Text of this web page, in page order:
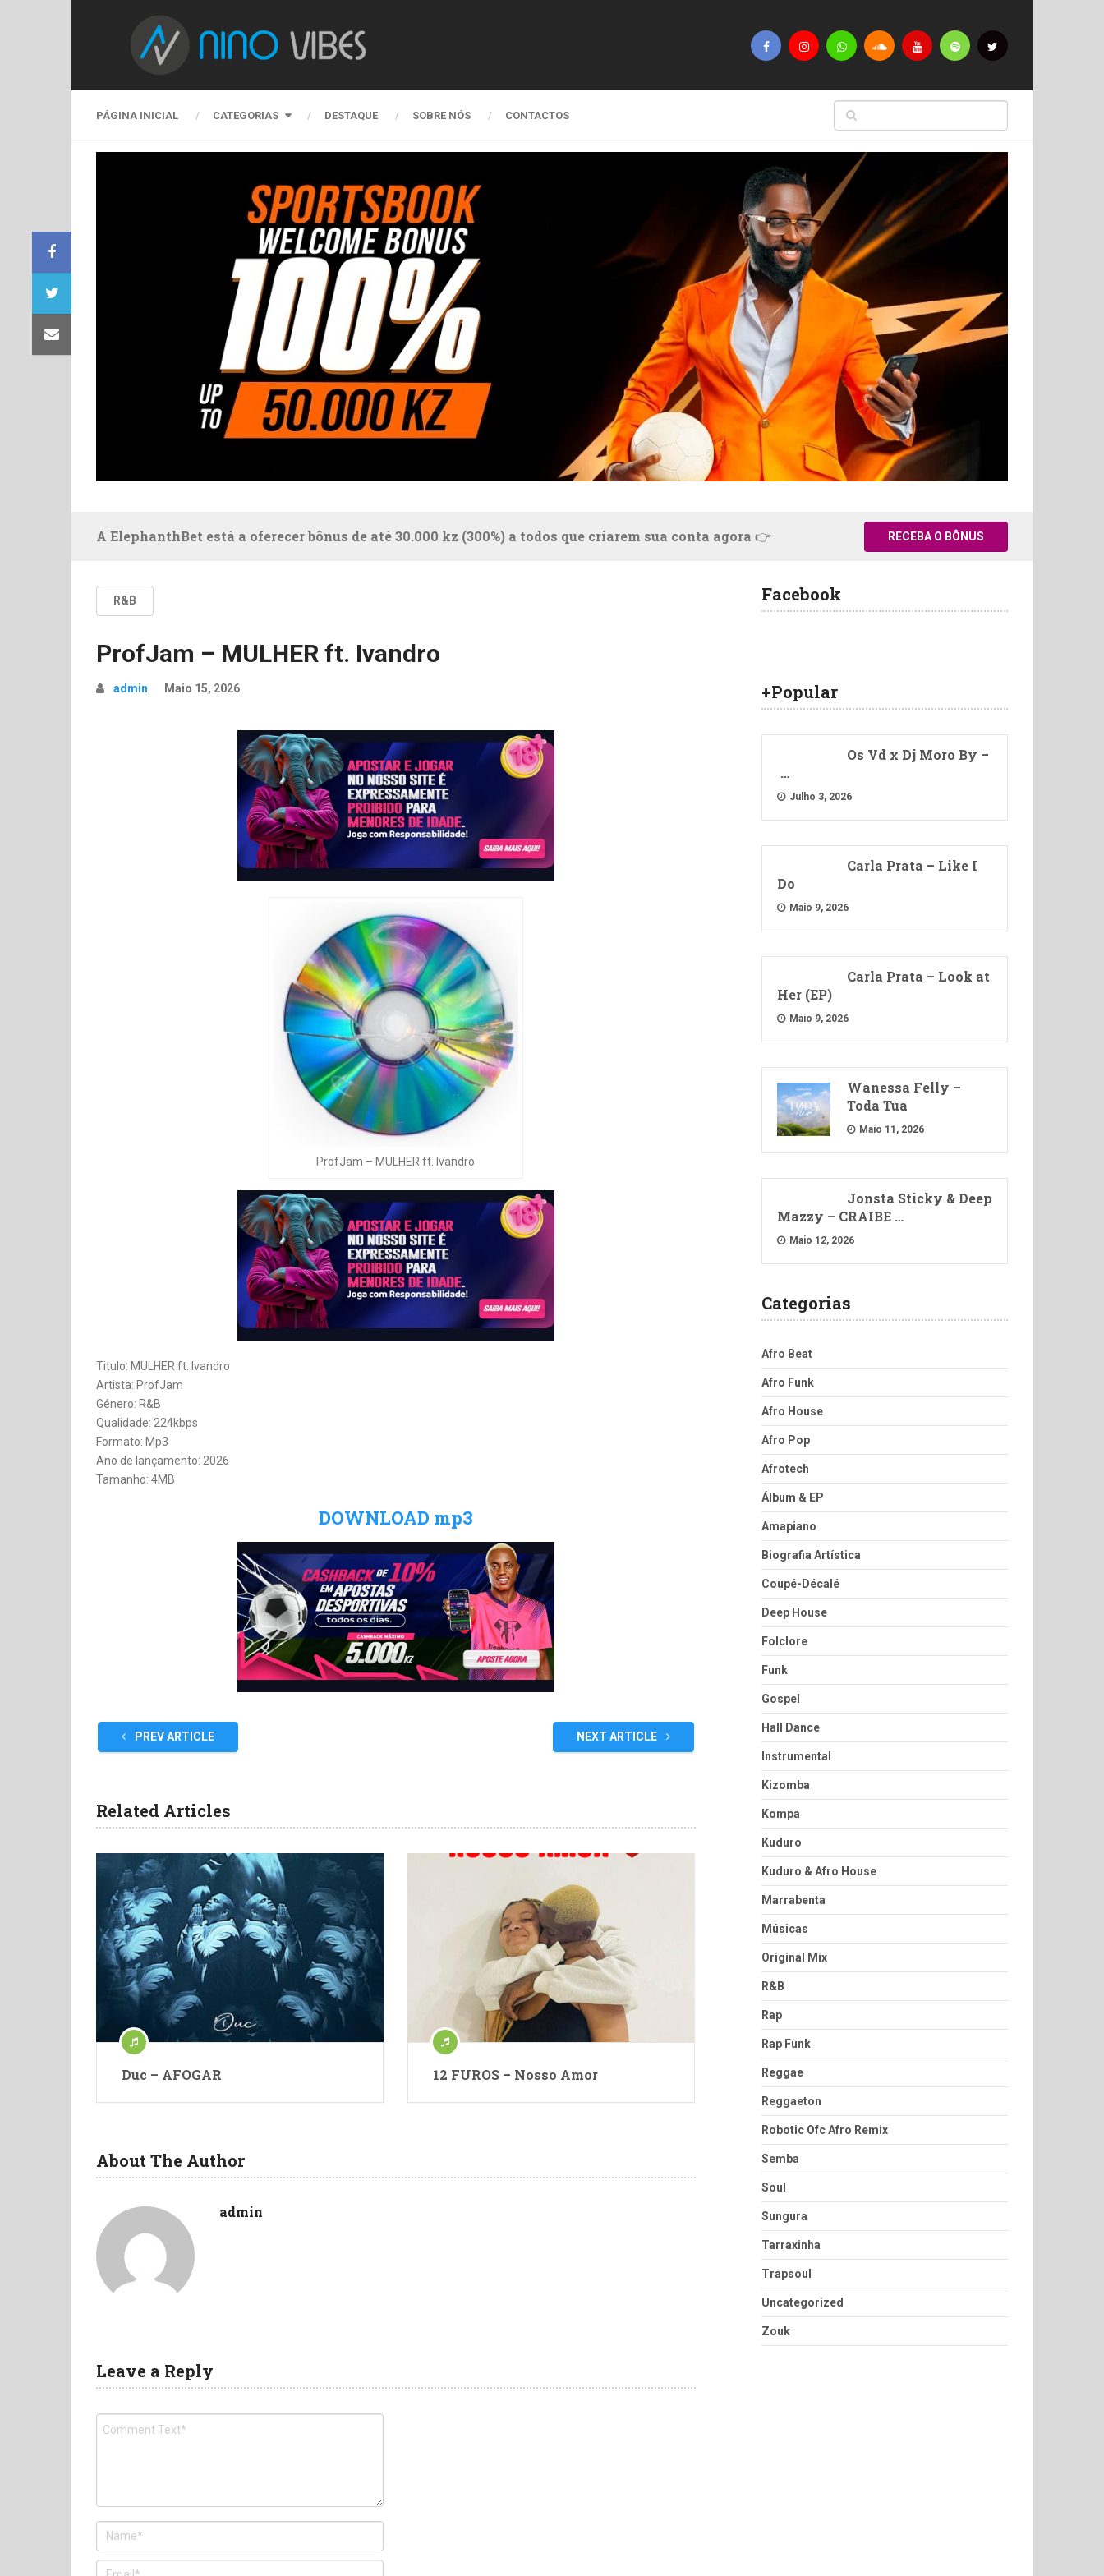
PÁGINA INICIAL CATEGORIAS DESTAQUE SOBRE NÓS CONTACTOS
A ElephanthBet está a oferecer bônus de até 30.000 kz (300%) a todos que criarem sua conta agora 👉 RECEBA O BÔNUS
R&B
ProfJam – MULHER ft. Ivandro
admin Maio 15, 2026
ProfJam – MULHER ft. Ivandro
Titulo: MULHER ft. Ivandro
Artista: ProfJam
Género: R&B
Qualidade: 224kbps
Formato: Mp3
Ano de lançamento: 2026
Tamanho: 4MB
DOWNLOAD mp3
PREV ARTICLE NEXT ARTICLE
Related Articles
Duc – AFOGAR 12 FUROS – Nosso Amor
About The Author
admin
Leave a Reply
Facebook
+Popular
Os Vd x Dj Moro By –
…
Julho 3, 2026
Carla Prata – Like I
Do
Maio 9, 2026
Carla Prata – Look at
Her (EP)
Maio 9, 2026
Wanessa Felly –
Toda Tua
Maio 11, 2026
Jonsta Sticky & Deep
Mazzy – CRAIBE …
Maio 12, 2026
Categorias
Afro Beat
Afro Funk
Afro House
Afro Pop
Afrotech
Álbum & EP
Amapiano
Biografia Artística
Coupé-Décalé
Deep House
Folclore
Funk
Gospel
Hall Dance
Instrumental
Kizomba
Kompa
Kuduro
Kuduro & Afro House
Marrabenta
Músicas
Original Mix
R&B
Rap
Rap Funk
Reggae
Reggaeton
Robotic Ofc Afro Remix
Semba
Soul
Sungura
Tarraxinha
Trapsoul
Uncategorized
Zouk